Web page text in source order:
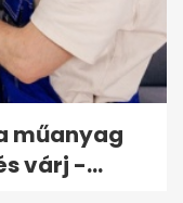
műanyag
várj -...